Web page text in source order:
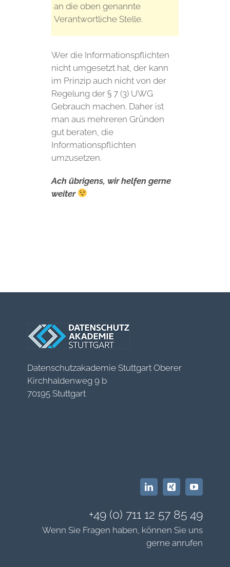
an die oben genannte
Verantwortliche Stelle.
Wer die Informationspflichten
nicht umgesetzt hat, der kann
im Prinzip auch nicht von der
Regelung der § 7 (3) UWG
Gebrauch machen. Daher ist
man aus mehreren Gründen
gut beraten, die
Informationspflichten
umzusetzen.
Ach übrigens, wir helfen gerne
weiter
Datenschutzakademie Stuttgart Oberer
Kirchhaldenweg 9 b
70195 Stuttgart
+49 (0) 711 12 57 85 49
Wenn Sie Fragen haben, können Sie uns
gerne anrufen